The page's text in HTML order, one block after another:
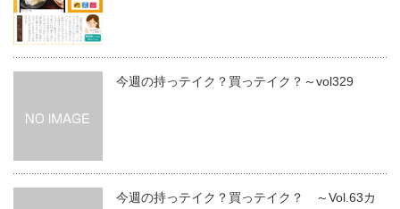
今週の持っテイク？買っテイク？～vol329
今週の持っテイク？買っテイク？ ～Vol.63カ